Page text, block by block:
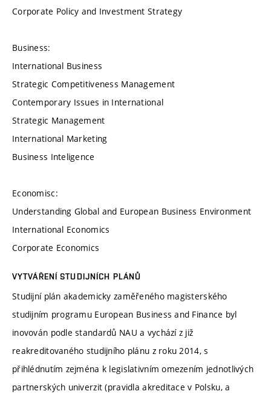
Corporate Policy and Investment Strategy
Business:
International Business
Strategic Competitiveness Management
Contemporary Issues in International
Strategic Management
International Marketing
Business Inteligence
Economisc:
Understanding Global and European Business Environment
International Economics
Corporate Economics
VYTVÁŘENÍ STUDIJNÍCH PLÁNŮ
Studijní plán akademicky zaměřeného magisterského
studijním programu European Business and Finance byl
inovován podle standardů NAU a vychází z již
reakreditovaného studijního plánu z roku 2014, s
přihlédnutím zejména k legislativním omezením jednotlivých
partnerských univerzit (pravidla akreditace v Polsku, a